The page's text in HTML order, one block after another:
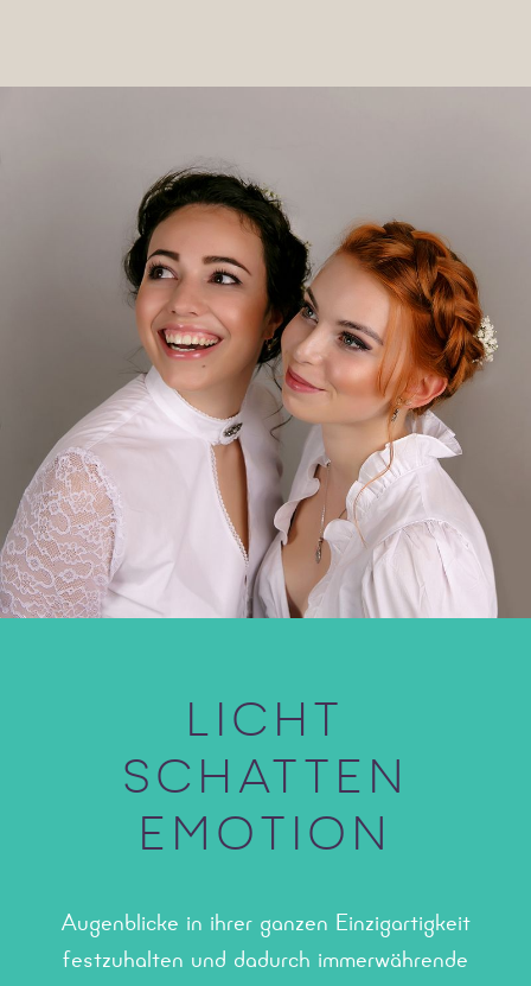
LICHT
SCHATTEN
EMOTION
Augenblicke in ihrer ganzen Einzigartigkeit
festzuhalten und dadurch immerwährende